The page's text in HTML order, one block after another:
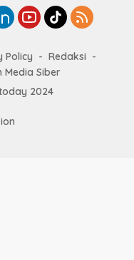
Policy
Redaksi
Media Siber
2024